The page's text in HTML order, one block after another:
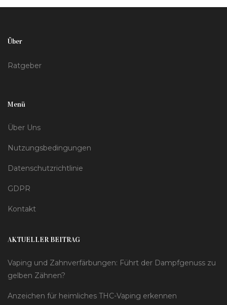
Über
Ratgeber
Menü
Über Uns
Nutzungsbedingungen
Datenschutzrichtlinie
GDPR
Kontakt
AKTUELLER BEITRAG
Vaping und Zahnverfärbungen: Führt der Dampfgenuss zu
gelben Zähnen?
Anzeichen für heimliches THC-Vaping erkennen